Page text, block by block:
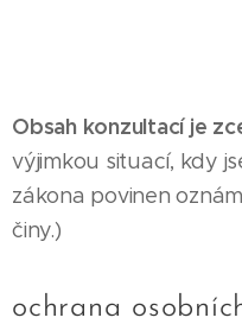
Obsah konzultací je
výjimkou situací, kdy
zákona povinen
činy.)
ochrana